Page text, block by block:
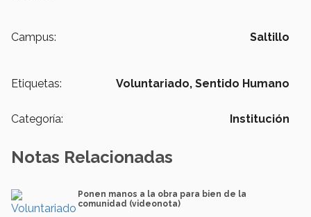
Campus: Saltillo
Etiquetas: Voluntariado, Sentido Humano
Categoría: Institución
Notas Relacionadas
Ponen manos a la obra para bien de la
comunidad (videonota)